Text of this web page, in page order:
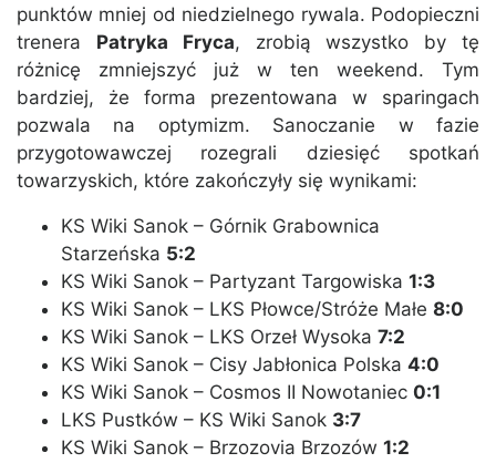
punktów mniej od niedzielnego rywala. Podopieczni
trenera Patryka Fryca, zrobią wszystko by tę
różnicę zmniejszyć już w ten weekend. Tym
bardziej, że forma prezentowana w sparingach
pozwala na optymizm. Sanoczanie w fazie
przygotowawczej rozegrali dziesięć spotkań
towarzyskich, które zakończyły się wynikami:
KS Wiki Sanok – Górnik Grabownica
Starzeńska 5:2
KS Wiki Sanok – Partyzant Targowiska 1:3
KS Wiki Sanok – LKS Płowce/Stróże Małe 8:0
KS Wiki Sanok – LKS Orzeł Wysoka 7:2
KS Wiki Sanok – Cisy Jabłonica Polska 4:0
KS Wiki Sanok – Cosmos II Nowotaniec 0:1
LKS Pustków – KS Wiki Sanok 3:7
KS Wiki Sanok – Brzozovia Brzozów 1:2